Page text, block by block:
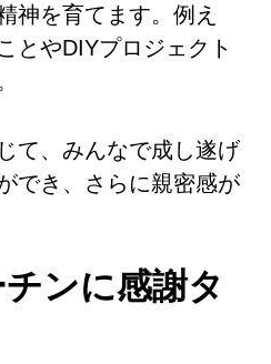
神を育てます。例え
とやDIYプロジェクト
て、みんなで成し遂げ
でき、さらに親密感が
ンに感謝タ